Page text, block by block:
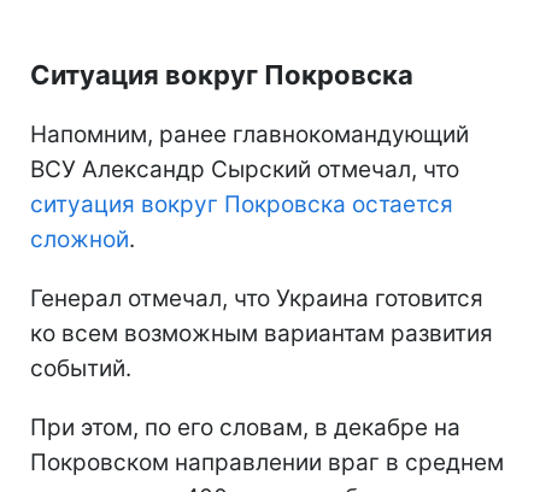
Ситуация вокруг Покровска
Напомним, ранее главнокомандующий
ВСУ Александр Сырский отмечал, что
ситуация вокруг Покровска остается
сложной.
Генерал отмечал, что Украина готовится
ко всем возможным вариантам развития
событий.
При этом, по его словам, в декабре на
Покровском направлении враг в среднем